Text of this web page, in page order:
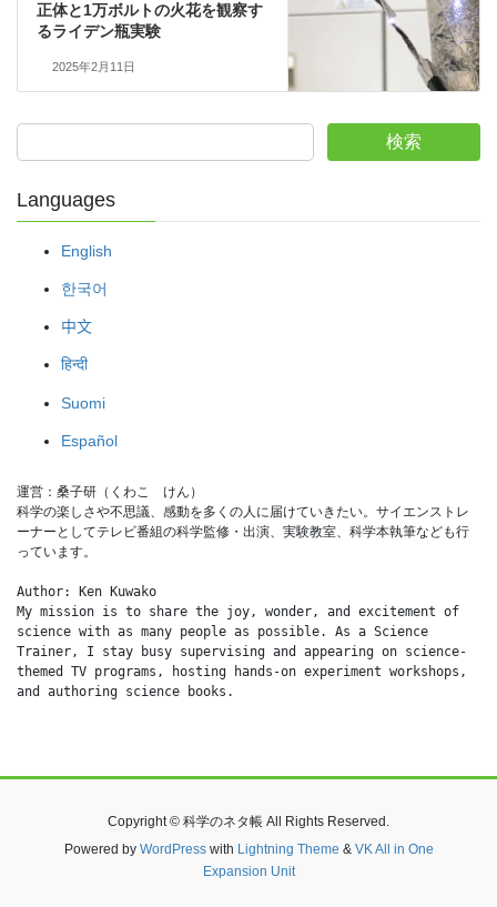
正体と1万ボルトの火花を観察す
るライデン瓶実験
2025年2月11日
検索
Languages
English
한국어
中文
हिन्दी
Suomi
Español
運営：桑子研（くわこ　けん）
科学の楽しさや不思議、感動を多くの人に届けていきたい。サイエンストレ
ーナーとしてテレビ番組の科学監修・出演、実験教室、科学本執筆なども行
っています。
Author: Ken Kuwako
My mission is to share the joy, wonder, and excitement of
science with as many people as possible. As a Science
Trainer, I stay busy supervising and appearing on science-
themed TV programs, hosting hands-on experiment workshops,
and authoring science books.
Copyright © 科学のネタ帳 All Rights Reserved.
Powered by WordPresswith Lightning Theme & VK All in One
Expansion Unit